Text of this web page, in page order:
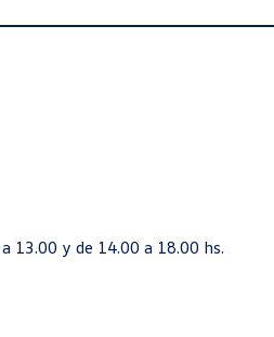
13.00 y de 14.00 a 18.00 hs.